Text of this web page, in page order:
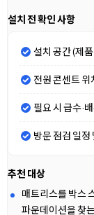
설치 전 확인 사항
설치 공간 (제
전원 콘센트
필요 시 급수·
방문 점검 일정
추천 대상
매트리스를 박스
파운데이션을 찾